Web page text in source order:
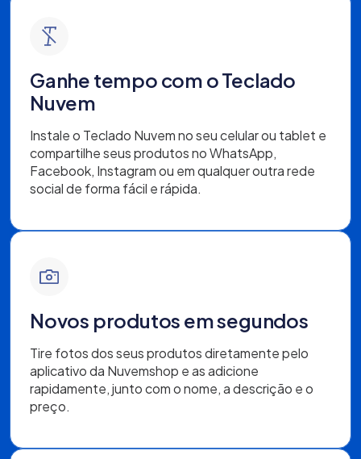
Ganhe tempo com o Teclado
Nuvem
Instale o Teclado Nuvem no seu celular ou tablet e
compartilhe seus produtos no WhatsApp,
Facebook, Instagram ou em qualquer outra rede
social de forma fácil e rápida.
Novos produtos em segundos
Tire fotos dos seus produtos diretamente pelo
aplicativo da Nuvemshop e as adicione
rapidamente, junto com o nome, a descrição e o
preço.